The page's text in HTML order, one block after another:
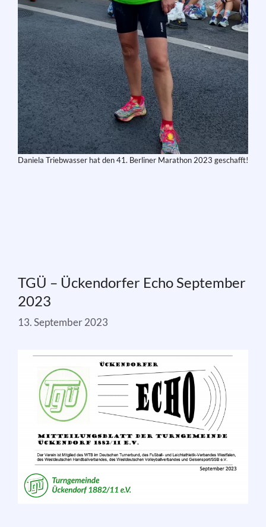
Daniela Triebwasser hat den 41. Berliner Marathon 2023 geschafft!
TGÜ – Ückendorfer Echo September
2023
13. September 2023